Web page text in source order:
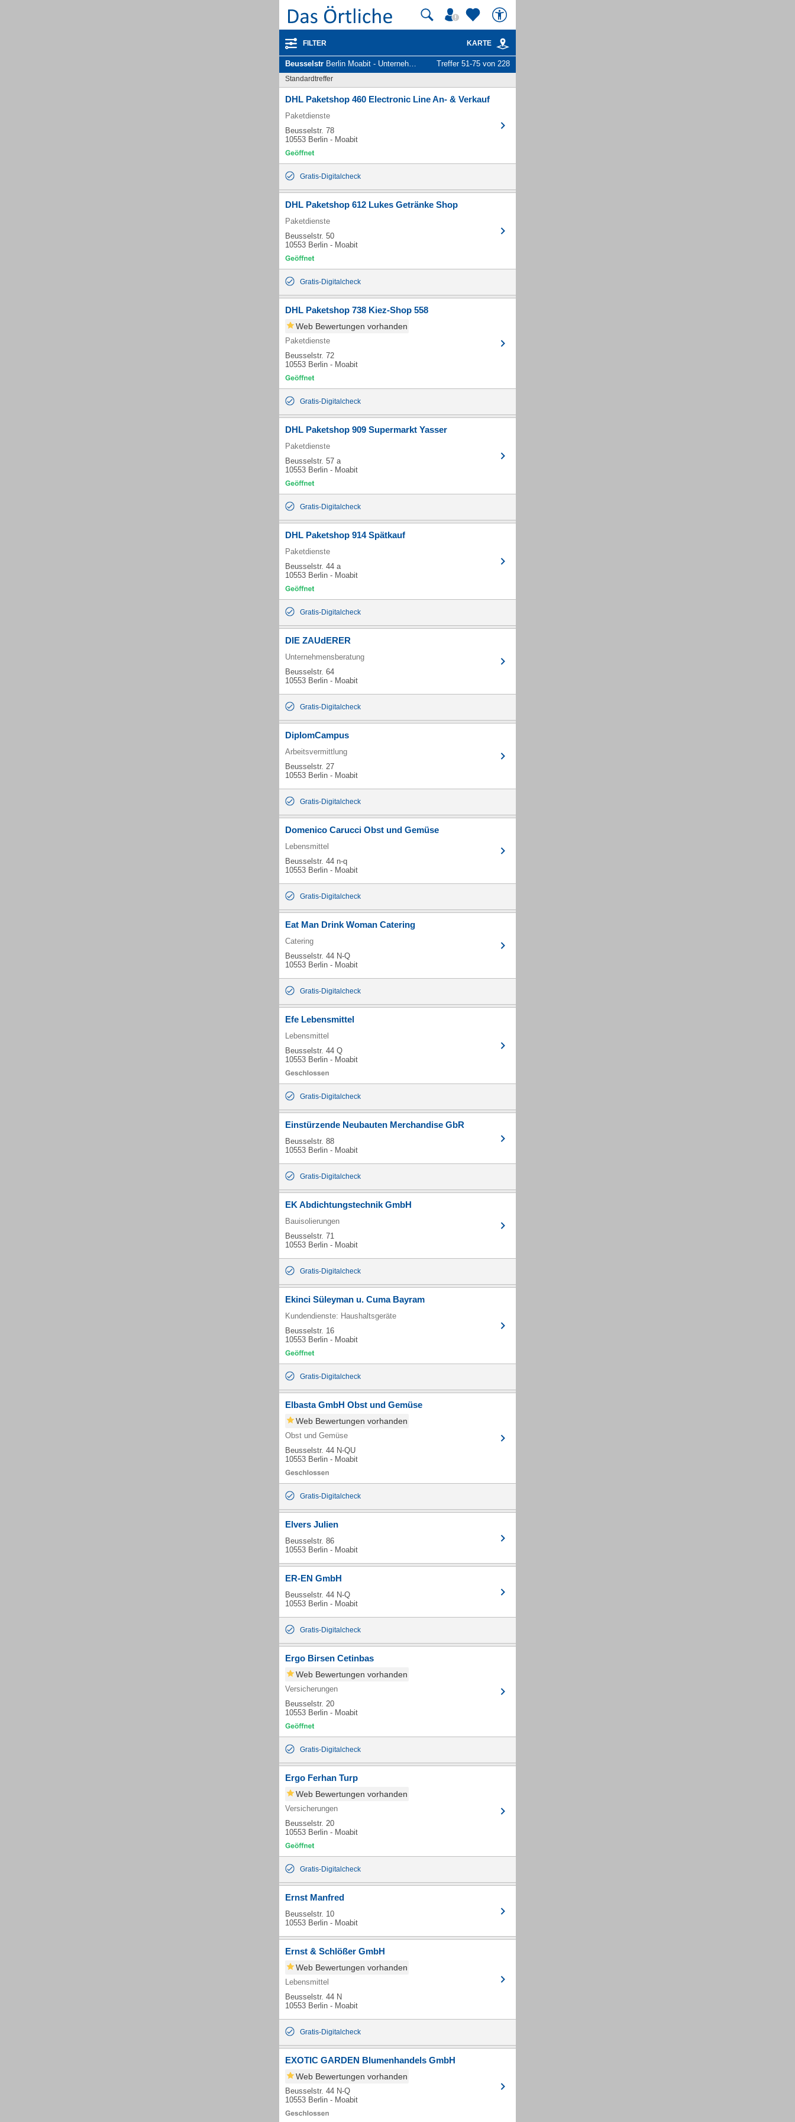
FILTER KARTE
Beusselstr Berlin Moabit - Unternehmen und Personen Treffer 51-75 von 228
Standardtreffer
DHL Paketshop 460 Electronic Line An- & Verkauf
Paketdienste
Beusselstr. 78
10553 Berlin - Moabit
Gratis-Digitalcheck
DHL Paketshop 612 Lukes Getränke Shop
Paketdienste
Beusselstr. 50
10553 Berlin - Moabit
Gratis-Digitalcheck
DHL Paketshop 738 Kiez-Shop 558
Web Bewertungen vorhanden
Paketdienste
Beusselstr. 72
10553 Berlin - Moabit
Gratis-Digitalcheck
DHL Paketshop 909 Supermarkt Yasser
Paketdienste
Beusselstr. 57 a
10553 Berlin - Moabit
Gratis-Digitalcheck
DHL Paketshop 914 Spätkauf
Paketdienste
Beusselstr. 44 a
10553 Berlin - Moabit
Gratis-Digitalcheck
DIE ZAUdERER
Unternehmensberatung
Beusselstr. 64
10553 Berlin - Moabit
Gratis-Digitalcheck
DiplomCampus
Arbeitsvermittlung
Beusselstr. 27
10553 Berlin - Moabit
Gratis-Digitalcheck
Domenico Carucci Obst und Gemüse
Lebensmittel
Beusselstr. 44 n-q
10553 Berlin - Moabit
Gratis-Digitalcheck
Eat Man Drink Woman Catering
Catering
Beusselstr. 44 N-Q
10553 Berlin - Moabit
Gratis-Digitalcheck
Efe Lebensmittel
Lebensmittel
Beusselstr. 44 Q
10553 Berlin - Moabit
Gratis-Digitalcheck
Einstürzende Neubauten Merchandise GbR
Beusselstr. 88
10553 Berlin - Moabit
Gratis-Digitalcheck
EK Abdichtungstechnik GmbH
Bauisolierungen
Beusselstr. 71
10553 Berlin - Moabit
Gratis-Digitalcheck
Ekinci Süleyman u. Cuma Bayram
Kundendienste: Haushaltsgeräte
Beusselstr. 16
10553 Berlin - Moabit
Gratis-Digitalcheck
Elbasta GmbH Obst und Gemüse
Web Bewertungen vorhanden
Obst und Gemüse
Beusselstr. 44 N-QU
10553 Berlin - Moabit
Gratis-Digitalcheck
Elvers Julien
Beusselstr. 86
10553 Berlin - Moabit
ER-EN GmbH
Beusselstr. 44 N-Q
10553 Berlin - Moabit
Gratis-Digitalcheck
Ergo Birsen Cetinbas
Web Bewertungen vorhanden
Versicherungen
Beusselstr. 20
10553 Berlin - Moabit
Gratis-Digitalcheck
Ergo Ferhan Turp
Web Bewertungen vorhanden
Versicherungen
Beusselstr. 20
10553 Berlin - Moabit
Gratis-Digitalcheck
Ernst Manfred
Beusselstr. 10
10553 Berlin - Moabit
Ernst & Schlößer GmbH
Web Bewertungen vorhanden
Lebensmittel
Beusselstr. 44 N
10553 Berlin - Moabit
Gratis-Digitalcheck
EXOTIC GARDEN Blumenhandels GmbH
Web Bewertungen vorhanden
Beusselstr. 44 N-Q
10553 Berlin - Moabit